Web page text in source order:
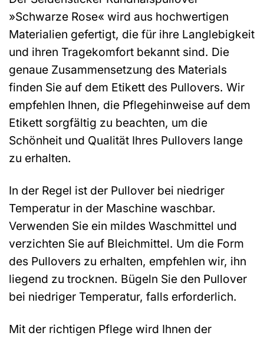
»Schwarze Rose« wird aus hochwertigen
Materialien gefertigt, die für ihre Langlebigkeit
und ihren Tragekomfort bekannt sind. Die
genaue Zusammensetzung des Materials
finden Sie auf dem Etikett des Pullovers. Wir
empfehlen Ihnen, die Pflegehinweise auf dem
Etikett sorgfältig zu beachten, um die
Schönheit und Qualität Ihres Pullovers lange
zu erhalten.
In der Regel ist der Pullover bei niedriger
Temperatur in der Maschine waschbar.
Verwenden Sie ein mildes Waschmittel und
verzichten Sie auf Bleichmittel. Um die Form
des Pullovers zu erhalten, empfehlen wir, ihn
liegend zu trocknen. Bügeln Sie den Pullover
bei niedriger Temperatur, falls erforderlich.
Mit der richtigen Pflege wird Ihnen der